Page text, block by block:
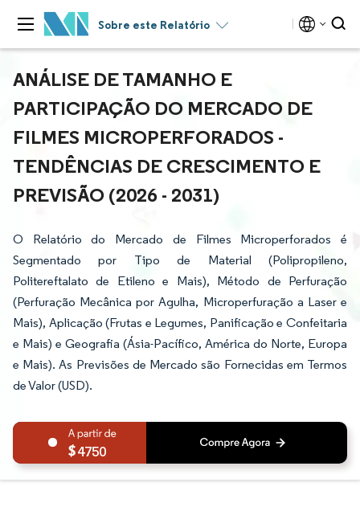
Sobre este Relatório
ANÁLISE DE TAMANHO E
PARTICIPAÇÃO DO MERCADO DE
FILMES MICROPERFORADOS -
TENDÊNCIAS DE CRESCIMENTO E
PREVISÃO (2026 - 2031)
O Relatório do Mercado de Filmes Microperforados é
Segmentado por Tipo de Material (Polipropileno,
Politereftalato de Etileno e Mais), Método de Perfuração
(Perfuração Mecânica por Agulha, Microperfuração a Laser e
Mais), Aplicação (Frutas e Legumes, Panificação e Confeitaria
e Mais) e Geografia (Ásia-Pacífico, América do Norte, Europa
e Mais). As Previsões de Mercado são Fornecidas em Termos
de Valor (USD).
4750